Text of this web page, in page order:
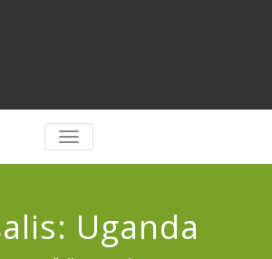
PERJUNGTI
NAVIGACIJĄ
Uganda